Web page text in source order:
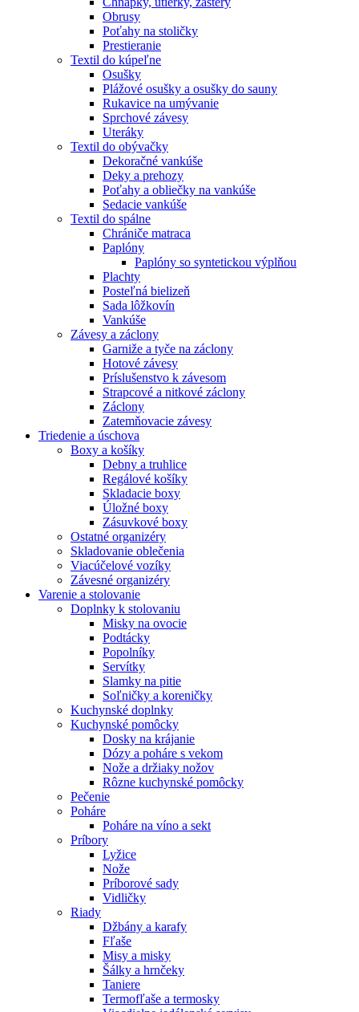
Obrusy
Poťahy na stoličky
Prestieranie
Textil do kúpeľne
Osušky
Plážové osušky a osušky do sauny
Rukavice na umývanie
Sprchové závesy
Uteráky
Textil do obývačky
Dekoračné vankúše
Deky a prehozy
Poťahy a obliečky na vankúše
Sedacie vankúše
Textil do spálne
Chrániče matraca
Paplóny
Paplóny so syntetickou výplňou
Plachty
Posteľná bielizeň
Sada lôžkovín
Vankúše
Závesy a záclony
Garniže a tyče na záclony
Hotové závesy
Príslušenstvo k závesom
Strapcové a nitkové záclony
Záclony
Zatemňovacie závesy
Triedenie a úschova
Boxy a košíky
Debny a truhlice
Regálové košíky
Skladacie boxy
Úložné boxy
Zásuvkové boxy
Ostatné organizéry
Skladovanie oblečenia
Viacúčelové vozíky
Závesné organizéry
Varenie a stolovanie
Doplnky k stolovaniu
Misky na ovocie
Podtácky
Popolníky
Servítky
Slamky na pitie
Soľničky a koreničky
Kuchynské doplnky
Kuchynské pomôcky
Dosky na krájanie
Dózy a poháre s vekom
Nože a držiaky nožov
Rôzne kuchynské pomôcky
Pečenie
Poháre
Poháre na víno a sekt
Príbory
Lyžice
Nože
Príborové sady
Vidličky
Riady
Džbány a karafy
Fľaše
Misy a misky
Šálky a hrnčeky
Taniere
Termofľaše a termosky